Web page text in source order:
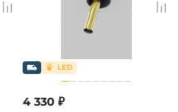
4 330 ₽